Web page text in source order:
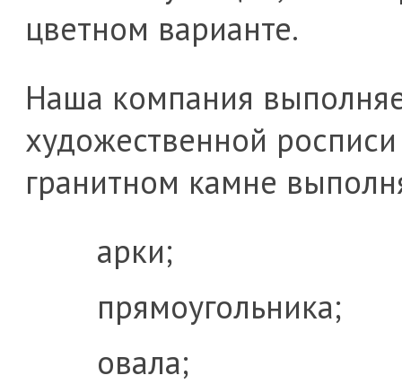
цветном варианте.
Наша компания
художественной
гранитном камне
арки;
прямоугольника;
овала;